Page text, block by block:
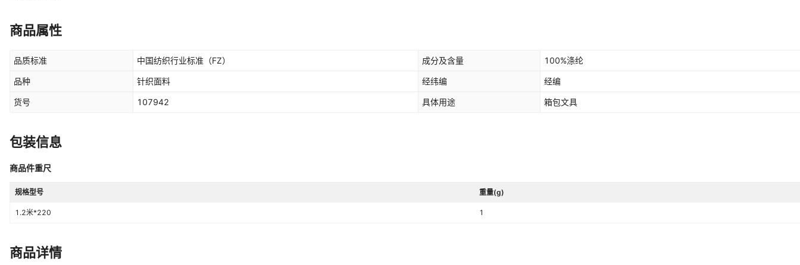
商品属性
品质标准 中国纺织行业标准（FZ） 成分及含量 100%涤纶
品种 针织面料 经纬编 经编
货号 107942 具体用途 箱包文具
包装信息
商品件重尺
规格型号 重量(g)
1.2米*220 1
商品详情